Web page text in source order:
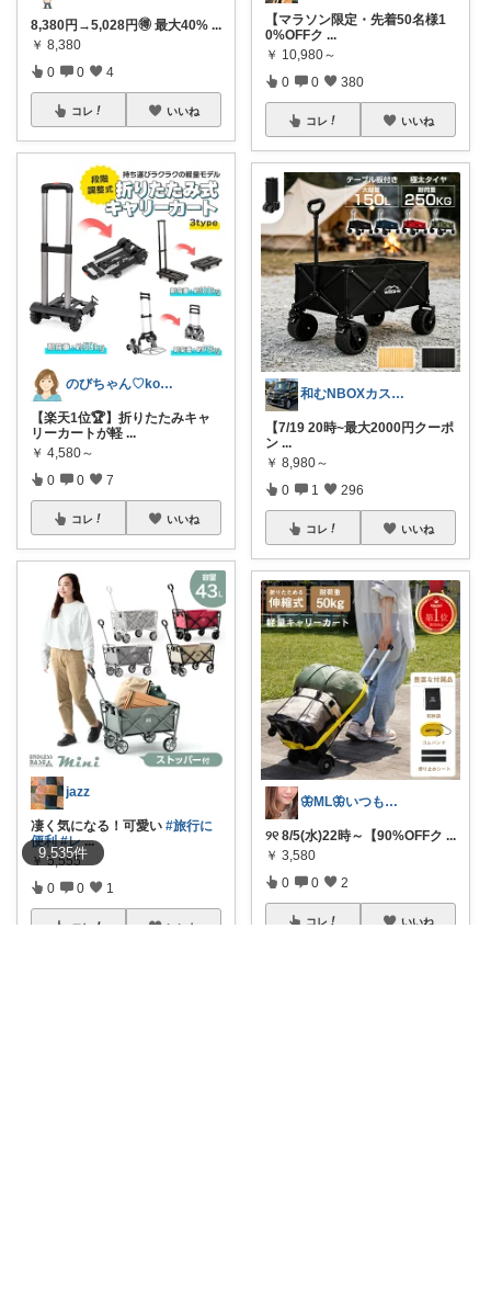
9,535件
8,380円→5,028円🉐 最大40% ...
￥ 8,380
0 0 4
コレ いいね
のびちゃん♡korati
【楽天1位🏆】折りたたみキャ
リーカートが軽 ...
￥ 4,580～
0 0 7
コレ いいね
jazz
凄く気になる！可愛い #旅行に
便利 #レ ...
￥ 5,555
0 0 1
コレ いいね
【マラソン限定・先着50名様1
0%OFFク ...
￥ 10,980～
0 0 380
コレ いいね
和むNBOXカスタム👍上限中🙇
【7/19 20時~最大2000円クーポ
ン ...
￥ 8,980～
0 1 296
コレ いいね
🦋ML🦋いつもありがとう💓
୨୧ 8/5(水)22時～【90%OFFク ...
￥ 3,580
0 0 2
コレ いいね